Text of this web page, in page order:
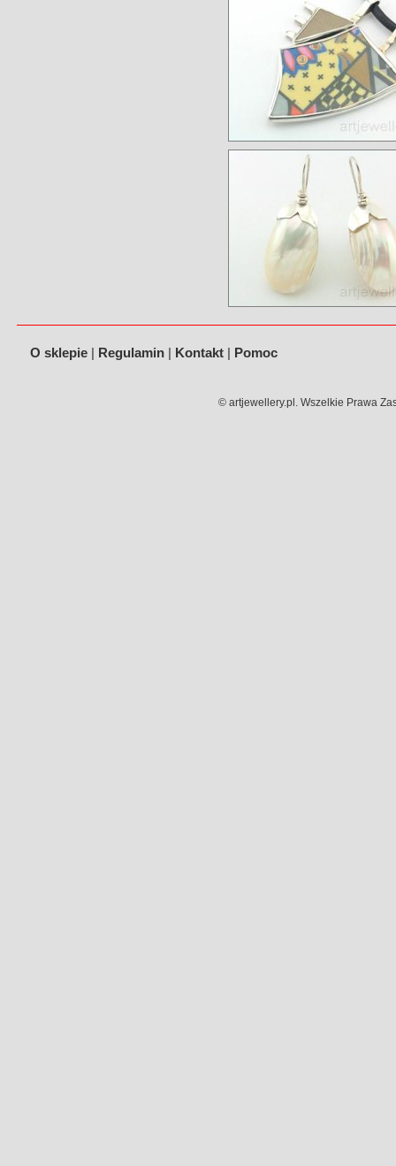
O sklepie | Regulamin | Kontakt | Pomoc
© artjewellery.pl. Wszelkie Prawa